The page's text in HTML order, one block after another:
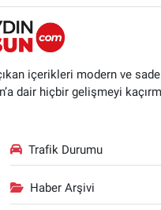
içerikleri modern ve
dair hiçbir gelişmeyi
Trafik Durumu
Haber Arşivi